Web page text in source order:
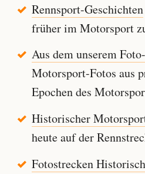
Rennsport-Geschichten
früher im Motorsport
Aus dem unserem
Motorsport-Fotos aus
Epochen des
Historischer
heute auf der
Fotostrecken